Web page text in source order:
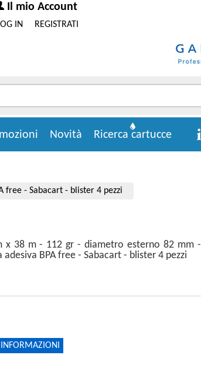
Il mio Account
REGISTRATI
IN
Ricerca cartucce
Novità
free - Sabacart - blister 4 pezzi
x 38 m - 112 gr - diametro esterno 82 mm -
BPA free - Sabacart - blister 4 pezzi